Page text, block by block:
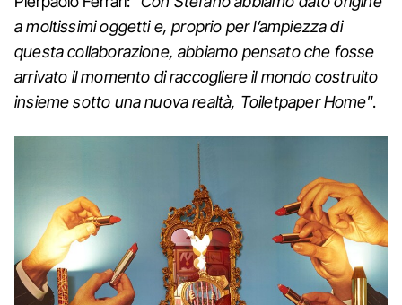
a moltissimi oggetti e, proprio per l’ampiezza di
questa collaborazione, abbiamo pensato che fosse
arrivato il momento di raccogliere il mondo costruito
insieme sotto una nuova realtà, Toiletpaper Home”.